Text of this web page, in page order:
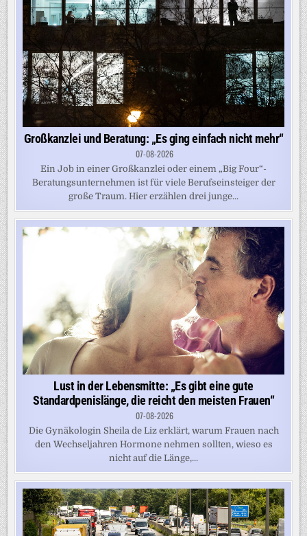
Großkanzlei und Beratung: „Es ging einfach nicht mehr“
07-08-2026
Ein Job in einer Großkanzlei oder einem „Big Four“-
Beratungsunternehmen ist für viele Berufseinsteiger der
große Traum. Hier erzählen drei junge...
Lust in der Lebensmitte: „Es gibt eine gute
Standardpenislänge, die reicht den meisten Frauen“
07-08-2026
Die Gynäkologin Sheila de Liz erklärt, warum Frauen nach
den Wechseljahren Hormone nehmen sollten, wieso es
nicht auf die Länge,...